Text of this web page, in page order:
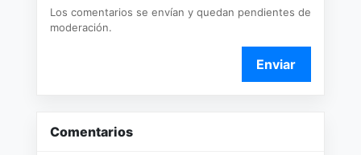
Los comentarios se envían y quedan pendientes de
moderación.
Enviar
Comentarios